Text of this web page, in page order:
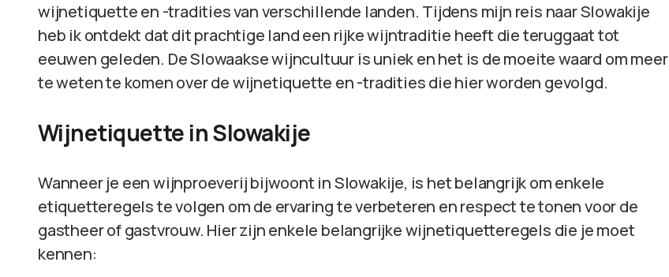
wijnetiquette en -tradities van verschillende landen. Tijdens mijn reis naar Slowakije
heb ik ontdekt dat dit prachtige land een rijke wijntraditie heeft die teruggaat tot
eeuwen geleden. De Slowaakse wijncultuur is uniek en het is de moeite waard om meer
te weten te komen over de wijnetiquette en -tradities die hier worden gevolgd.
Wijnetiquette in Slowakije
Wanneer je een wijnproeverij bijwoont in Slowakije, is het belangrijk om enkele
etiquetteregels te volgen om de ervaring te verbeteren en respect te tonen voor de
gastheer of gastvrouw. Hier zijn enkele belangrijke wijnetiquetteregels die je moet
kennen: